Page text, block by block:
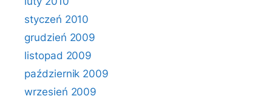
styczeń 2010
grudzień 2009
listopad 2009
październik 2009
wrzesień 2009